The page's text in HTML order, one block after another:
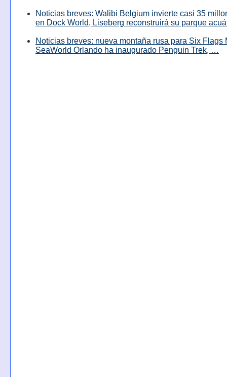
Noticias breves: Walibi Belgium invierte casi 35
en Dock World, Liseberg reconstruirá su parque
Noticias breves: nueva montaña rusa para Six Flags
SeaWorld Orlando ha inaugurado Penguin Trek, …